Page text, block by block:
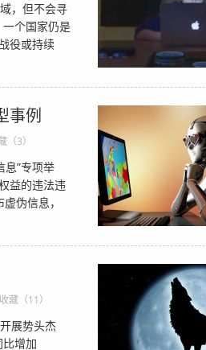
，但不会寻
个国家仍是
役或持续
事例
（3）
”专项举
益的违法违
伪信息，
收藏（11）
展势头杰
增加